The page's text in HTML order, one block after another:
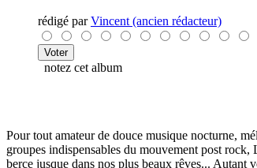
rédigé parVincent (ancien rédacteur)
notez cet album
Pour tout amateur de douce musique nocturne,
groupes indispensables du mouvement post
berce jusque dans nos plus beaux rêves... Autant